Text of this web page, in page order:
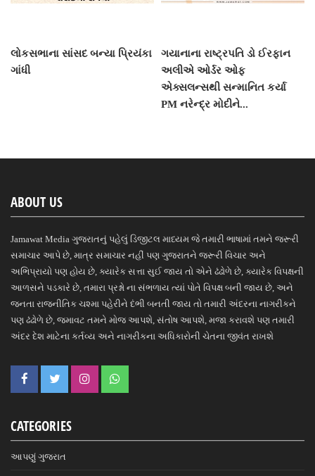
લોકસભાના સાંસદ બન્યા પ્રિયંકા
ગાંધી
ગયાનાના રાષ્ટ્રપતિ ડો ઈરફાન
અલીએ ઓર્ડર ઓફ
એક્સલન્સથી સન્માનિત કર્યા
PM નરેન્દ્ર મોદીને...
ABOUT US
Jamawat Media ગુજરાતનું પહેલું ડિજીટલ માધ્યમ જે તમારી ભાષામાં તમને જરૂરી
સમાચાર આપે છે, માત્ર સમાચાર નહીં પણ ગુજરાતને જરૂરી વિચાર અને
અભિપ્રાયો પણ હોય છે, ક્યારેક સત્તા સુઈ જાય તો એને ઢંઢોળે છે, ક્યારેક વિપક્ષની
આળસને પડકારે છે, તમારા પ્રશ્નો ના સંભળાય ત્યાં પોતે વિપક્ષ બની જાય છે, અને
જનતા રાજનીતિક ચશ્મા પહેરીને દંભી બનતી જાય તો તમારી અંદરના નાગરીકને
પણ ઢંઢોળે છે, જમાવટ તમને મોજ આપશે, સંતોષ આપશે, મજા કરાવશે પણ તમારી
અંદર દેશ માટેના કર્તવ્ય અને નાગરીકના અધિકારોની ચેતના જીવંત રાખશે
CATEGORIES
આપણું ગુજરાત